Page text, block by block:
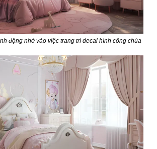
động nhờ vào việc trang trí decal hình công chúa